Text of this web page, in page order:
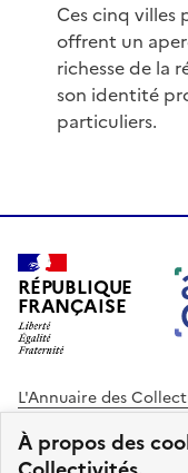
À propos des
Ces cinq villes
offrent un
richesse de la
son identité
particuliers.
RÉPUBLIQUE
FRANÇAISE
L'Annuaire des
des Territoires
Cohésion des